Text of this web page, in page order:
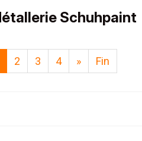
Schuhpaint
2 3 4 » Fin